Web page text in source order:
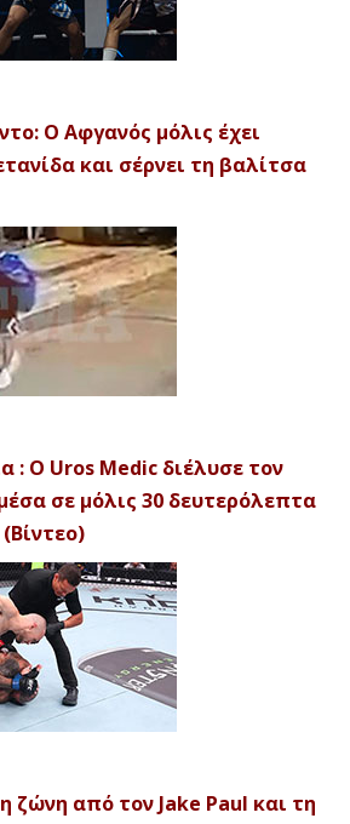
Ο Αφγανός μόλις έχει
και σέρνει τη βαλίτσα
: Ο Uros Medic διέλυσε τον
σε μόλις 30 δευτερόλεπτα
ζώνη από τον Jake Paul και τη